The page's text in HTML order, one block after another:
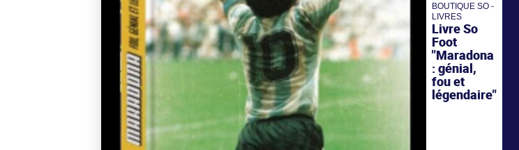
BOUTIQUE SO -
LIVRES
Livre So
Foot
"Maradona
: génial,
fou et
légendaire"